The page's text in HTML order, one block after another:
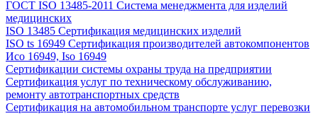
ГОСТ ISO 13485-2011 Система менеджмента для изделий
медицинских
ISO 13485 Сертификация медицинских изделий
ISO ts 16949 Сертификация производителей автокомпонентов
Исо 16949, Iso 16949
Сертификации системы охраны труда на предприятии
Сертификация услуг по техническому обслуживанию,
ремонту автотранспортных средств
Сертификация на автомобильном транспорте услуг перевозки